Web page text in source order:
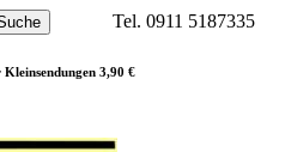
Tel. 0911 5187335
3,90 €